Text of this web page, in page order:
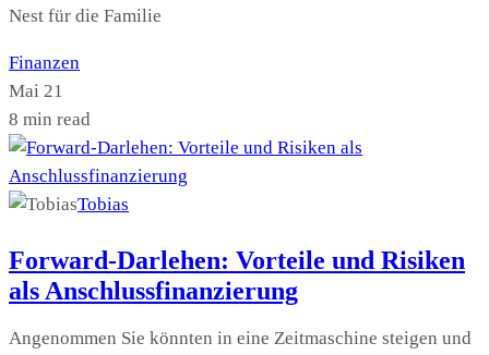
Nest für die Familie
Finanzen
Mai 21
8 min read
Tobias
Forward-Darlehen: Vorteile und Risiken
als Anschlussfinanzierung
Angenommen Sie könnten in eine Zeitmaschine steigen und